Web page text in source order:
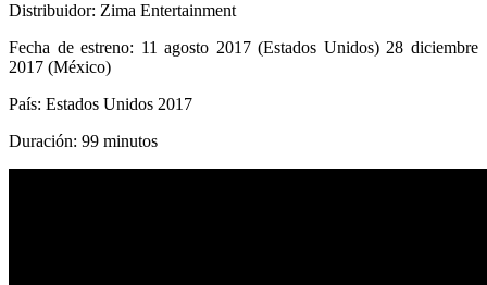
Distribuidor: Zima Entertainment
Fecha de estreno: 11 agosto 2017 (Estados Unidos) 28 diciembre
2017 (México)
País: Estados Unidos 2017
Duración: 99 minutos